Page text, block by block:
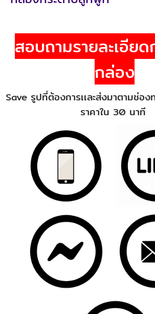
สอบถามรายละเอีย
กล่อง
Save รูปที่ต้องการเเละส่งมาตามช่อ
ราคาใน 30 นาที